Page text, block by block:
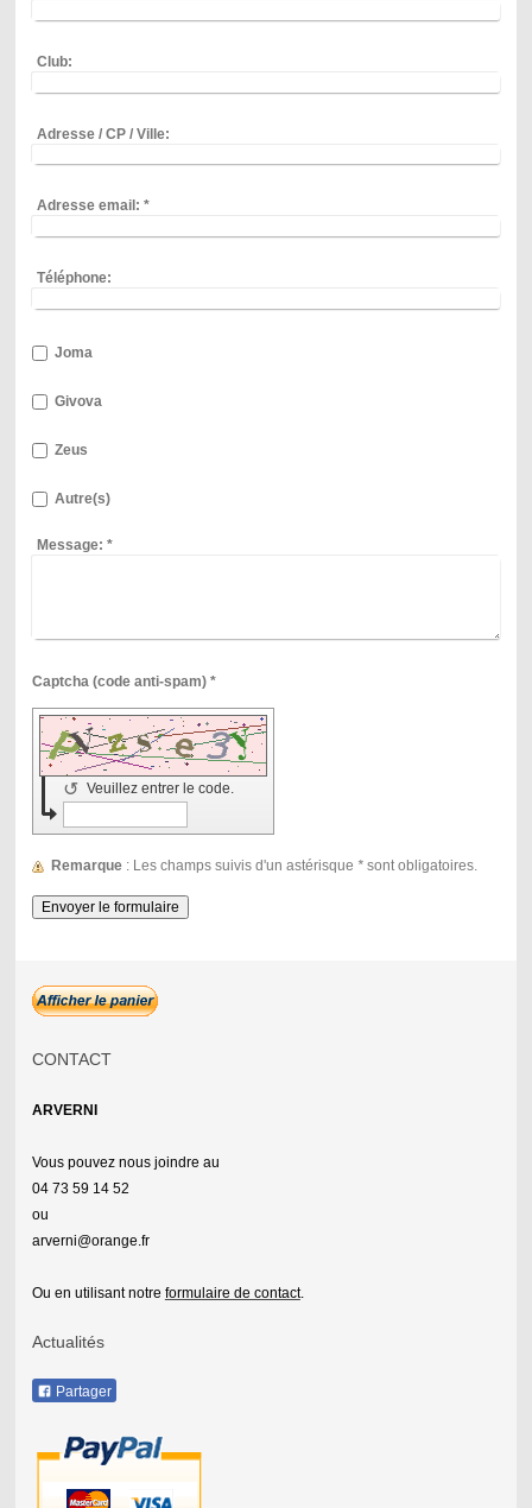
Club:
Adresse / CP / Ville:
Adresse email: *
Téléphone:
Joma
Givova
Zeus
Autre(s)
Message: *
Captcha (code anti-spam) *
Veuillez entrer le code.
↺
Remarque : Les champs suivis d'un astérisque *sont obligatoires.
CONTACT
ARVERNI
Vous pouvez nous joindre au
04 73 59 14 52
ou
arverni@orange.fr
Ou en utilisant notre formulaire de contact.
Actualités
Partager